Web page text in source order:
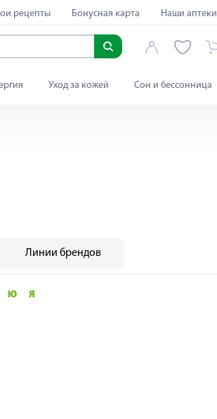
рецепты Бонусная карта Наши аптеки
Уход за кожей Сон и бессонница
Линии брендов
Ю Я